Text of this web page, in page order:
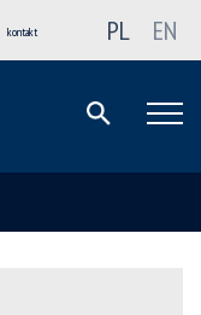
kontakt PL EN